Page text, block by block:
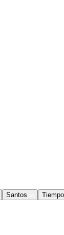
Santos